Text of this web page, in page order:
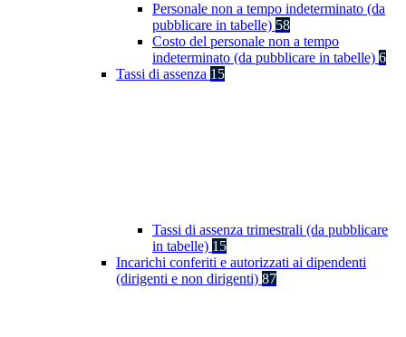
Personale non a tempo indeterminato (da
pubblicare in tabelle) 58
Costo del personale non a tempo
indeterminato (da pubblicare in tabelle) 6
Tassi di assenza 15
Tassi di assenza trimestrali (da pubblicare
in tabelle) 15
Incarichi conferiti e autorizzati ai dipendenti
(dirigenti e non dirigenti) 87